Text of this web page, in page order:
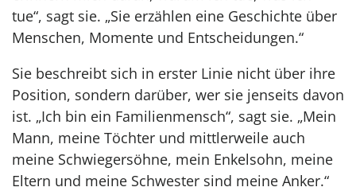
tue“, sagt sie. „Sie erzählen eine Geschichte über
Menschen, Momente und Entscheidungen.“
Sie beschreibt sich in erster Linie nicht über ihre
Position, sondern darüber, wer sie jenseits davon
ist. „Ich bin ein Familienmensch“, sagt sie. „Mein
Mann, meine Töchter und mittlerweile auch
meine Schwiegersöhne, mein Enkelsohn, meine
Eltern und meine Schwester sind meine Anker.“